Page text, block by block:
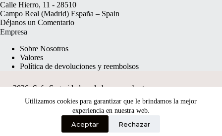
Utilizamos cookies para garantizar que le brindamos la mejor
experiencia en nuestra web.
Aceptar Rechazar
Calle Hierro, 11 - 28510
Campo Real (Madrid) España – Spain
Déjanos un Comentario
Empresa
Sobre Nosotros
Valores
Política de devoluciones y reembolsos
2026, Safy Seguridad made byanyweb.pt